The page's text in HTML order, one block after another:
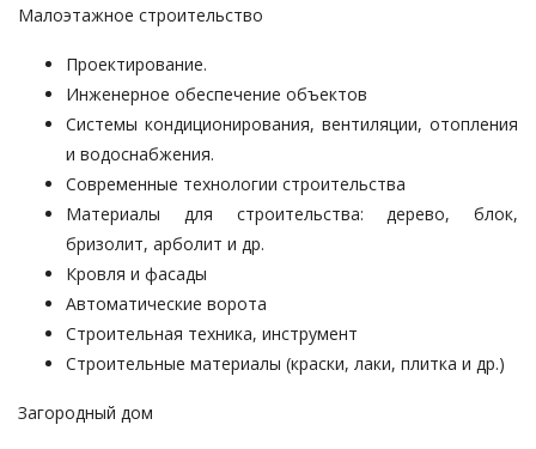
Малоэтажное строительство
Проектирование.
Инженерное обеспечение объектов
Системы кондиционирования, вентиляции, отопления
и водоснабжения.
Современные технологии строительства
Материалы для строительства: дерево, блок,
бризолит, арболит и др.
Кровля и фасады
Автоматические ворота
Строительная техника, инструмент
Строительные материалы (краски, лаки, плитка и др.)
Загородный дом